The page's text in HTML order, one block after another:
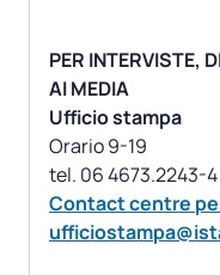
PER INTERVISTE,
AI MEDIA
Ufficio stampa
Orario 9-19
Contact centre